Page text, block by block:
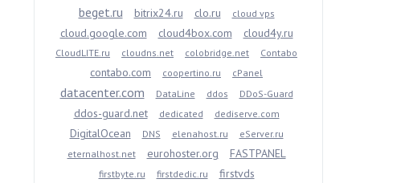
beget.ru bitrix24.ru clo.ru cloud vps
cloud.google.com cloud4box.com cloud4y.ru
CloudLITE.ru cloudns.net colobridge.net Contabo
contabo.com coopertino.ru cPanel
datacenter.com DataLine ddos DDoS-Guard
ddos-guard.net dedicated dediserve.com
DigitalOcean DNS elenahost.ru
eServer.ru
eternalhost.net
eurohoster.org FASTPANEL
firstbyte.ru firstdedic.ru firstvds